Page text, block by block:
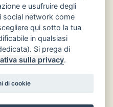
e usufruire degli
social network come
qui sotto la tua
in qualsiasi
Si prega di
sulla privacy.
di cookie